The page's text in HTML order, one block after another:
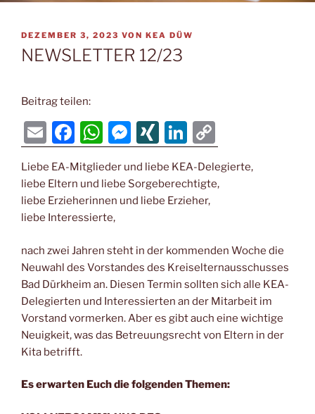
VERÖFFENTLICHT
AM
DEZEMBER 3, 2023 VON KEA DÜW
NEWSLETTER 12/23
Beitrag teilen:
E
m
ai
l
F
a
c
e
b
o
o
k
W
h
at
s
A
p
p
M
e
ss
e
g
er
XI
N
G
Li
n
k
e
n
o
p
n
k
Liebe EA-Mitglieder und liebe KEA-Delegierte,
liebe Eltern und liebe Sorgeberechtigte,
liebe Erzieherinnen und liebe Erzieher,
liebe Interessierte,
nach zwei Jahren steht in der kommenden Woche die
Neuwahl des Vorstandes des Kreiselternausschusses
Bad Dürkheim an. Diesen Termin sollten sich alle KEA-
Delegierten und Interessierten an der Mitarbeit im
Vorstand vormerken. Aber es gibt auch eine wichtige
Neuigkeit, was das Betreuungsrecht von Eltern in der
Kita betrifft.
Es erwarten Euch die folgenden Themen: